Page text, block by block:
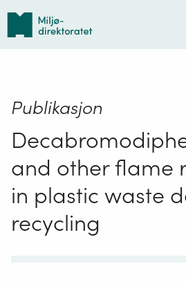
Tilbake
forsiden
Publikasjon
and other flame
in plastic waste
recycling